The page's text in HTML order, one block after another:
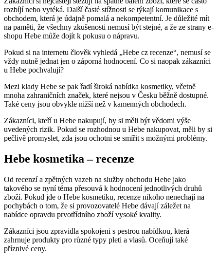
rozbíjí nebo vytéká. Další časté stížnosti se týkají komunikace s
obchodem, která je údajně pomalá a nekompetentní. Je důležité mít
na paměti, že všechny zkušenosti nemusí být stejné, a že ze strany e-
shopu Hebe může dojít k pokusu o nápravu.
Pokud si na internetu člověk vyhledá „Hebe cz recenze“, nemusí se
vždy nutně jednat jen o záporná hodnocení. Co si naopak zákazníci
u Hebe pochvalují?
Mezi klady Hebe se pak řadí široká nabídka kosmetiky, včetně
mnoha zahraničních značek, které nejsou v Česku běžně dostupné.
Také ceny jsou obvykle nižší než v kamenných obchodech.
Zákazníci, kteří u Hebe nakupují, by si měli být vědomi výše
uvedených rizik. Pokud se rozhodnou u Hebe nakupovat, měli by si
pečlivě promyslet, zda jsou ochotni se smířit s možnými problémy.
Hebe kosmetika – recenze
Od recenzí a zpětných vazeb na služby obchodu Hebe jako
takového se nyní téma přesouvá k hodnocení jednotlivých druhů
zboží. Pokud jde o Hebe kosmetiku, recenze nikoho nenechají na
pochybách o tom, že si provozovatelé Hebe dávají záležet na
nabídce opravdu prvotřídního zboží vysoké kvality.
Zákazníci jsou zpravidla spokojeni s pestrou nabídkou, která
zahrnuje produkty pro různé typy pleti a vlasů. Oceňují také
příznivé ceny.